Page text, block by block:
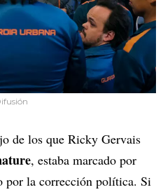
de los que Ricky Gervais
, estaba marcado por
por la corrección política. Si